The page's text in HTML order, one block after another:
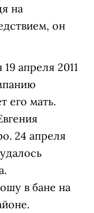
на
он
апреля 2011
его мать.
24 апреля
в бане на